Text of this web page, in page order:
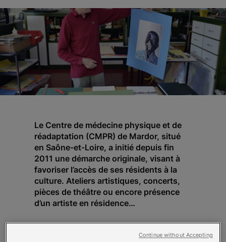
Le Centre de médecine physique et de
réadaptation (CMPR) de Mardor, situé
en Saône-et-Loire, a initié depuis fin
2011 une démarche originale, visant à
favoriser l’accès de ses résidents à la
culture. Ateliers artistiques, concerts,
pièces de théâtre ou encore présence
d’un artiste en résidence…
Autant de projets destinés à faire avancer les
patients dans leur parcours de guérison, tant
Continue without Accepting